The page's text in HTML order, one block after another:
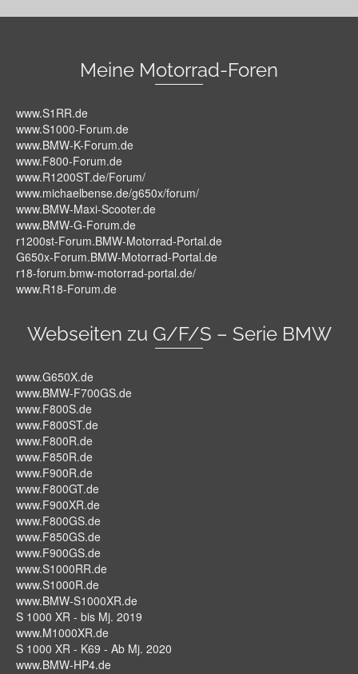
Meine Motorrad-Foren
www.S1RR.de
www.S1000-Forum.de
www.BMW-K-Forum.de
www.F800-Forum.de
www.R1200ST.de/Forum/
www.michaelbense.de/g650x/forum/
www.BMW-Maxi-Scooter.de
www.BMW-G-Forum.de
r1200st-Forum.BMW-Motorrad-Portal.de
G650x-Forum.BMW-Motorrad-Portal.de
r18-forum.bmw-motorrad-portal.de/
www.R18-Forum.de
Webseiten zu G/F/S – Serie BMW
www.G650X.de
www.BMW-F700GS.de
www.F800S.de
www.F800ST.de
www.F800R.de
www.F850R.de
www.F900R.de
www.F800GT.de
www.F900XR.de
www.F800GS.de
www.F850GS.de
www.F900GS.de
www.S1000RR.de
www.S1000R.de
www.BMW-S1000XR.de
S 1000 XR - bis Mj. 2019
www.M1000XR.de
S 1000 XR - K69 - Ab Mj. 2020
www.BMW-HP4.de